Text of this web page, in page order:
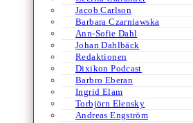
Jacob Carlson
Barbara Czarniawska
Ann-Sofie Dahl
Johan Dahlbäck
Redaktionen
Dixikon Podcast
Barbro Eberan
Ingrid Elam
Torbjörn Elensky
Andreas Engström